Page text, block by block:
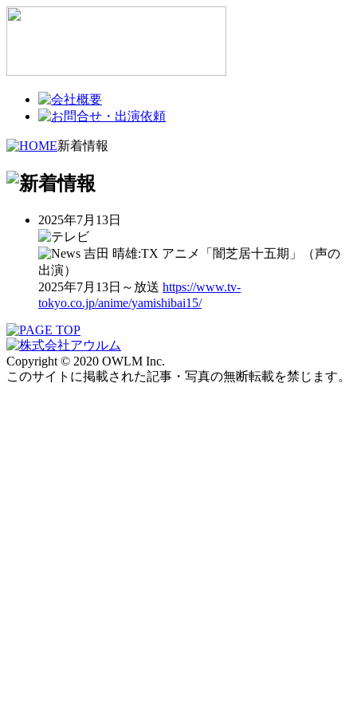
新着情報
2025年7月13日
吉田 晴雄:TX アニメ「闇芝居十五期」（声の
出演）
2025年7月13日～放送 https://www.tv-
tokyo.co.jp/anime/yamishibai15/
Copyright © 2020 OWLM Inc.
このサイトに掲載された記事・写真の無断転載を禁じます。